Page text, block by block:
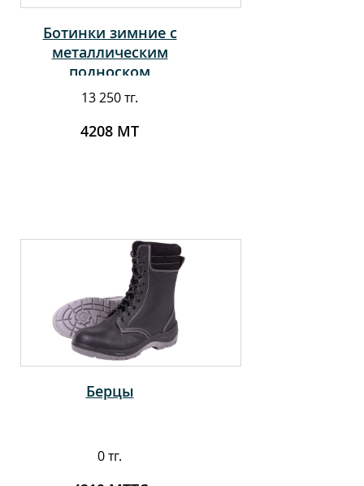
Ботинки зимние с
металлическим
подноском
13 250 тг.
4208 МТ
Берцы
0 тг.